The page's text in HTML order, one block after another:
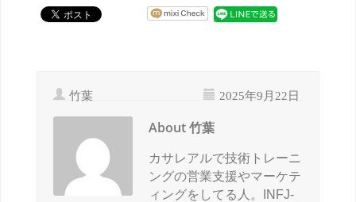
竹葉 2025年9月22日
About 竹葉
カサレアルで技術トレーニ
ングの営業支援やマーケテ
ィングをしてる人。INFJ-